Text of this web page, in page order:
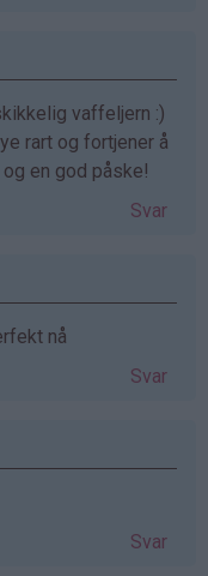
vaffeljern :)
rart og fortjener å
en god påske!
Svar
nå
Svar
Svar